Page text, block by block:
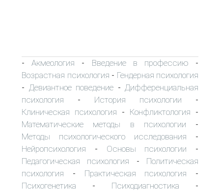
-Акмеология - Введение в профессию -
Возрастная психология - Гендерная психология
- Девиантное поведение - Дифференциальная
психология - История психологии -
Клиническая психология - Конфликтология -
Математические методы в психологии -
Методы психологического исследования -
Нейропсихология - Основы психологии -
Педагогическая психология - Политическая
психология - Практическая психология -
Психогенетика - Психодиагностика -